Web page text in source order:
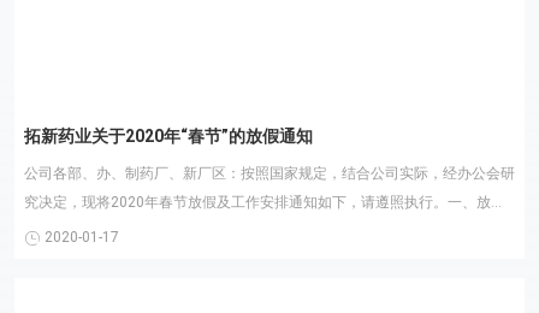
拓新药业关于2020年“春节”的放假通知
公司各部、办、制药厂、新厂区：按照国家规定，结合公司实际，经办公会研
究决定，现将2020年春节放假及工作安排通知如下，请遵照执行。一、放假
时间安排2020年1月......
2020-01-17